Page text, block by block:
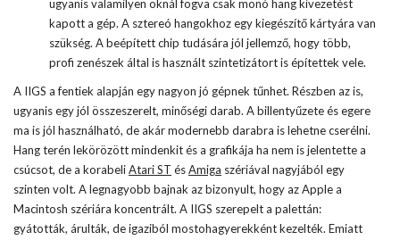
ugyanis valamilyen oknál fogva csak monó hang kivezetést
kapott a gép. A sztereó hangokhoz egy kiegészítő kártyára van
szükség. A beépített chip tudására jól jellemző, hogy több,
profi zenészek által is használt szintetizátort is építettek vele.
A IIGS a fentiek alapján egy nagyon jó gépnek tűnhet. Részben az is,
ugyanis egy jól összeszerelt, minőségi darab. A billentyűzete és egere
ma is jól használható, de akár modernebb darabra is lehetne cserélni.
Hang terén lekörözött mindenkit és a grafikája ha nem is jelentette a
csúcsot, de a korabeliAtari ST ésAmiga szériával nagyjából egy
szinten volt. A legnagyobb bajnak az bizonyult, hogy az Apple a
Macintosh szériára koncentrált. A IIGS szerepelt a palettán:
gyátották, árulták, de igaziból mostohagyerekként kezelték. Emiatt